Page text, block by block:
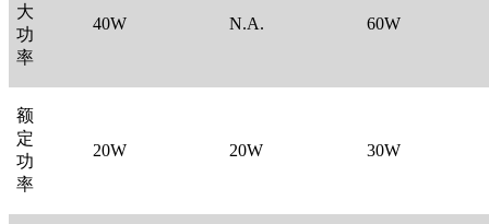
大
功
率
40W N.A. 60W
额
定
功
率
20W 20W 30W